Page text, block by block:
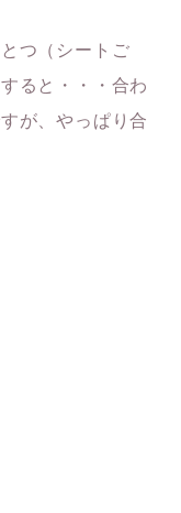
つ（シートご
ると・・・合わ
が、やっぱり合